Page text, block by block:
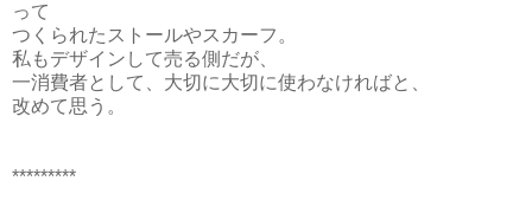
って
つくられたストールやスカーフ。
私もデザインして売る側だが、
一消費者として、大切に大切に使わなければと、
改めて思う。
*********